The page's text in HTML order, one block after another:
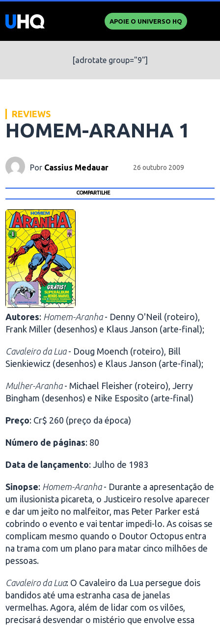
APOIE O UNIVERSO HQ
[adrotate group="9"]
REVIEWS
HOMEM-ARANHA 1
Por Cassius Medauar 26 outubro 2009
COMPARTILHE
Autores: Homem-Aranha- Denny O'Neil (roteiro),
Frank Miller (desenhos) e Klaus Janson (arte-final);
Cavaleiro da Lua- Doug Moench (roteiro), Bill
Sienkiewicz (desenhos) e Klaus Janson (arte-final);
Mulher-Aranha- Michael Fleisher (roteiro), Jerry
Bingham (desenhos) e Nike Esposito (arte-final)
Preço: Cr$ 260 (preço da época)
Número de páginas: 80
Data de lançamento: Julho de 1983
Sinopse: Homem-Aranha- Durante a apresentação de
um ilusionista picareta, o Justiceiro resolve aparecer
e dar um jeito no malfeitor, mas Peter Parker está
cobrindo o evento e vai tentar impedi-lo. As coisas se
complicam mesmo quando o Doutor Octopus entra
na trama com um plano para matar cinco milhões de
pessoas.
Cavaleiro da Lua: O Cavaleiro da Lua persegue dois
bandidos até uma estranha casa de janelas
vermelhas. Agora, além de lidar com os vilões,
precisará desvendar o mistério que envolve essa